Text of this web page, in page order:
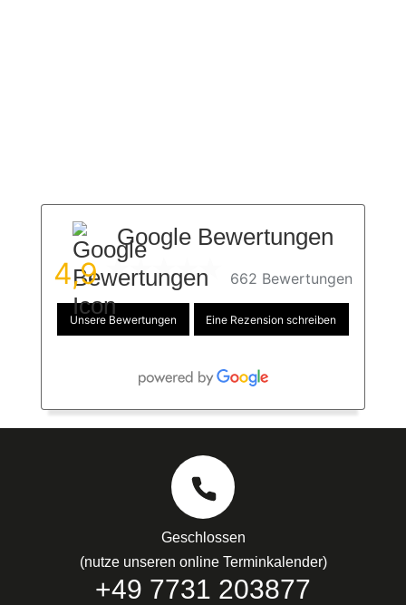
Google Bewertungen
4,9 662 Bewertungen
Unsere Bewertungen Eine Rezension schreiben
Geschlossen
(nutze unseren online Terminkalender)
+49 7731 203877